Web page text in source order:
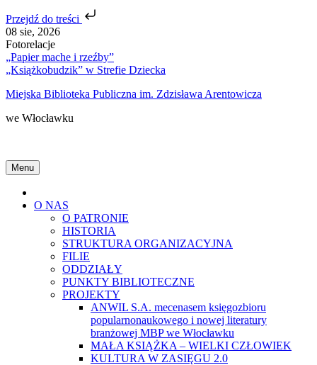
Przejdź do treści
Skip
to
content
08 sie, 2026
Fotorelacje
„Papier mache i rzeźby”
„Książkobudzik” w Strefie Dziecka
Miejska Biblioteka Publiczna im. Zdzisława Arentowicza
we Włocławku
Menu
O NAS
O PATRONIE
HISTORIA
STRUKTURA ORGANIZACYJNA
FILIE
ODDZIAŁY
PUNKTY BIBLIOTECZNE
PROJEKTY
ANWIL S.A. mecenasem księgozbioru
popularnonaukowego i nowej literatury
branżowej MBP we Włocławku
MAŁA KSIĄŻKA – WIELKI CZŁOWIEK
KULTURA W ZASIĘGU 2.0